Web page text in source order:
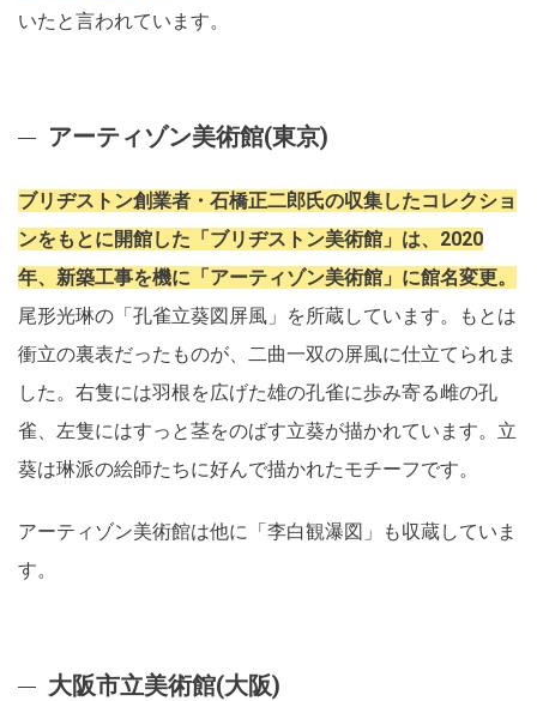
いたと言われています。
アーティゾン美術館(東京)
ブリヂストン創業者・石橋正二郎氏の収集したコレクショ
ンをもとに開館した「ブリヂストン美術館」は、2020
年、新築工事を機に「アーティゾン美術館」に館名変更。
尾形光琳の「孔雀立葵図屏風」を所蔵しています。もとは
衝立の裏表だったものが、二曲一双の屏風に仕立てられま
した。右隻には羽根を広げた雄の孔雀に歩み寄る雌の孔
雀、左隻にはすっと茎をのばす立葵が描かれています。立
葵は琳派の絵師たちに好んで描かれたモチーフです。
アーティゾン美術館は他に「李白観瀑図」も収蔵していま
す。
大阪市立美術館(大阪)